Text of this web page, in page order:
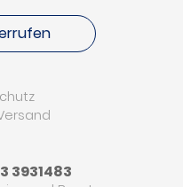
3931483